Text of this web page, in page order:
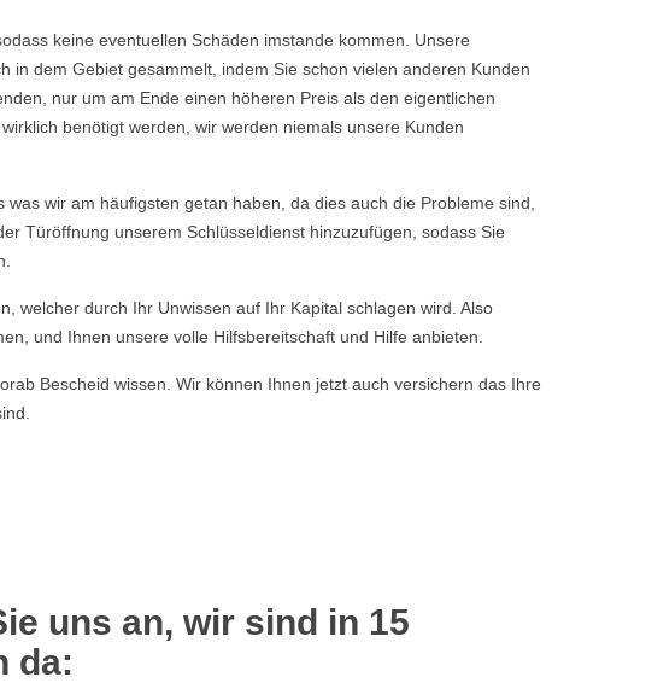
keine eventuellen Schäden imstande kommen. Unsere
dem Gebiet gesammelt, indem Sie schon vielen anderen Kunden
nur um am Ende einen höheren Preis als den eigentlichen
benötigt werden, wir werden niemals unsere Kunden
wir am häufigsten getan haben, da dies auch die Probleme sind,
Türöffnung unserem Schlüsseldienst hinzuzufügen, sodass Sie
welcher durch Ihr Unwissen auf Ihr Kapital schlagen wird. Also
und Ihnen unsere volle Hilfsbereitschaft und Hilfe anbieten.
Bescheid wissen. Wir können Ihnen jetzt auch versichern das Ihre
uns an, wir sind in 15
da: